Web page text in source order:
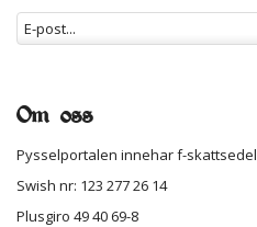
Om oss
Pysselportalen innehar f-skattsedel
Swish nr: 123 277 26 14
Plusgiro 49 40 69-8